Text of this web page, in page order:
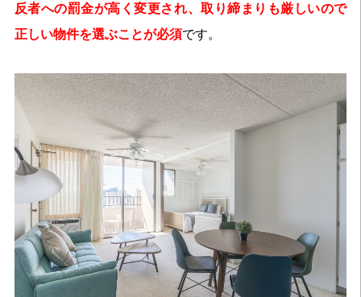
反者への罰金が高く変更され、取り締まりも厳しいので
正しい物件を選ぶことが必須です。